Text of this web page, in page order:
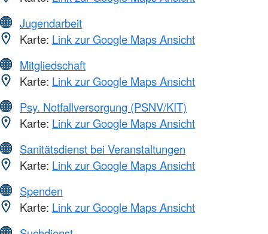
Jugendarbeit
Karte: Link zur Google Maps Ansicht
Mitgliedschaft
Karte: Link zur Google Maps Ansicht
Psy. Notfallversorgung (PSNV/KIT)
Karte: Link zur Google Maps Ansicht
Sanitätsdienst bei Veranstaltungen
Karte: Link zur Google Maps Ansicht
Spenden
Karte: Link zur Google Maps Ansicht